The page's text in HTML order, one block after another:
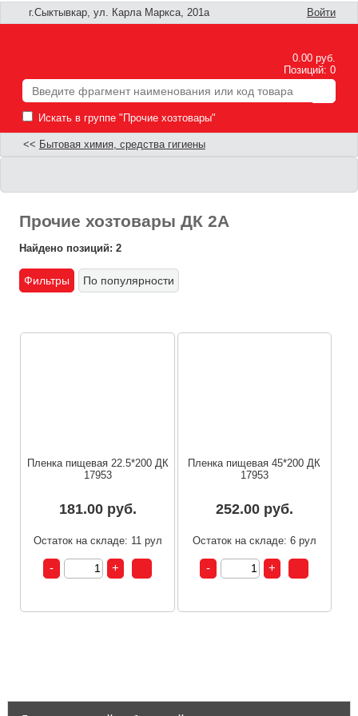
г.Сыктывкар, ул. Карла Маркса, 201а Войти
0.00 руб.
Позиций: 0
Искать в группе "Прочие хозтовары"
<< Бытовая химия, средства гигиены
Прочие хозтовары ДК 2А
Найдено позиций: 2
Фильтры По популярности
Пленка пищевая 22.5*200 ДК
17953
181.00 руб.
Остаток на складе: 11 рул
Пленка пищевая 45*200 ДК
17953
252.00 руб.
Остаток на складе: 6 рул